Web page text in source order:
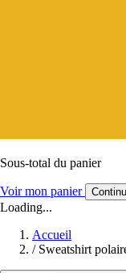
Sous-total du panier
Voir mon panier
Loading...
Accueil
/ Sweatshirt